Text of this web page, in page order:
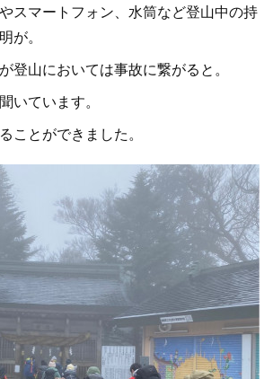
スマートフォン、水筒など登山中の持
が。
登山においては事故に繋がると。
いています。
ことができました。